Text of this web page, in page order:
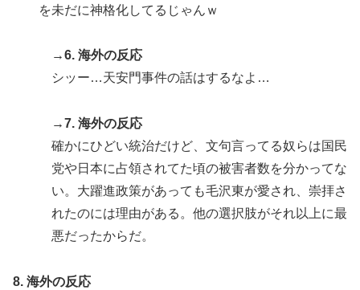
を未だに神格化してるじゃんｗ
→6. 海外の反応
シッー…天安門事件の話はするなよ…
→7. 海外の反応
確かにひどい統治だけど、文句言ってる奴らは国民
党や日本に占領されてた頃の被害者数を分かってな
い。大躍進政策があっても毛沢東が愛され、崇拝さ
れたのには理由がある。他の選択肢がそれ以上に最
悪だったからだ。
8. 海外の反応